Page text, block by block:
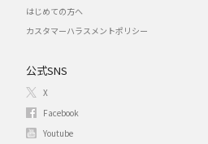
はじめての方へ
カスタマーハラスメントポリシー
公式SNS
X
Facebook
Youtube